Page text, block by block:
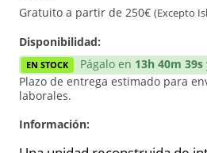
Reforzado
Gratuito a partir de 250€ (Excepto
Disponibilidad:
EN STOCK Págalo en 13h 40m 38s
Plazo de entrega estimado para
laborales.
Información: